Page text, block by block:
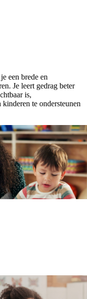
een brede en
Je leert gedrag beter
is,
te ondersteunen